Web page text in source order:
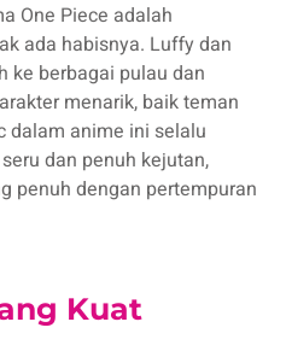
One Piece adalah
ada habisnya. Luffy dan
ke berbagai pulau dan
menarik, baik teman
dalam anime ini selalu
dan penuh kejutan,
penuh dengan pertempuran
Kuat